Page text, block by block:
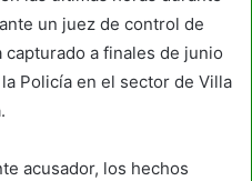
un juez de control de
a finales de junio
Policía en el sector de Villa
acusador, los hechos